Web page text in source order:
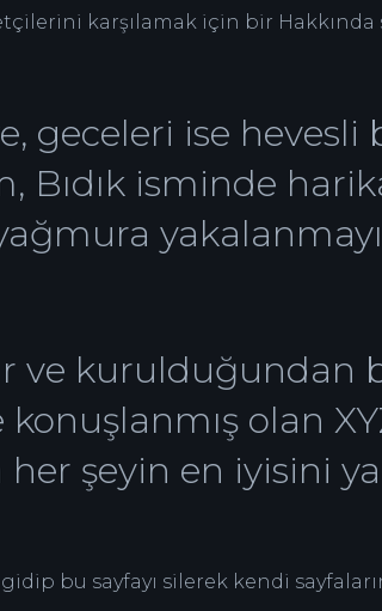
karşılamak için bir Hakkında
geceleri ise hevesli
Bıdık isminde
ve kurulduğundan
olan
her şeyin en iyisini
gidip bu sayfayı silerek kendi